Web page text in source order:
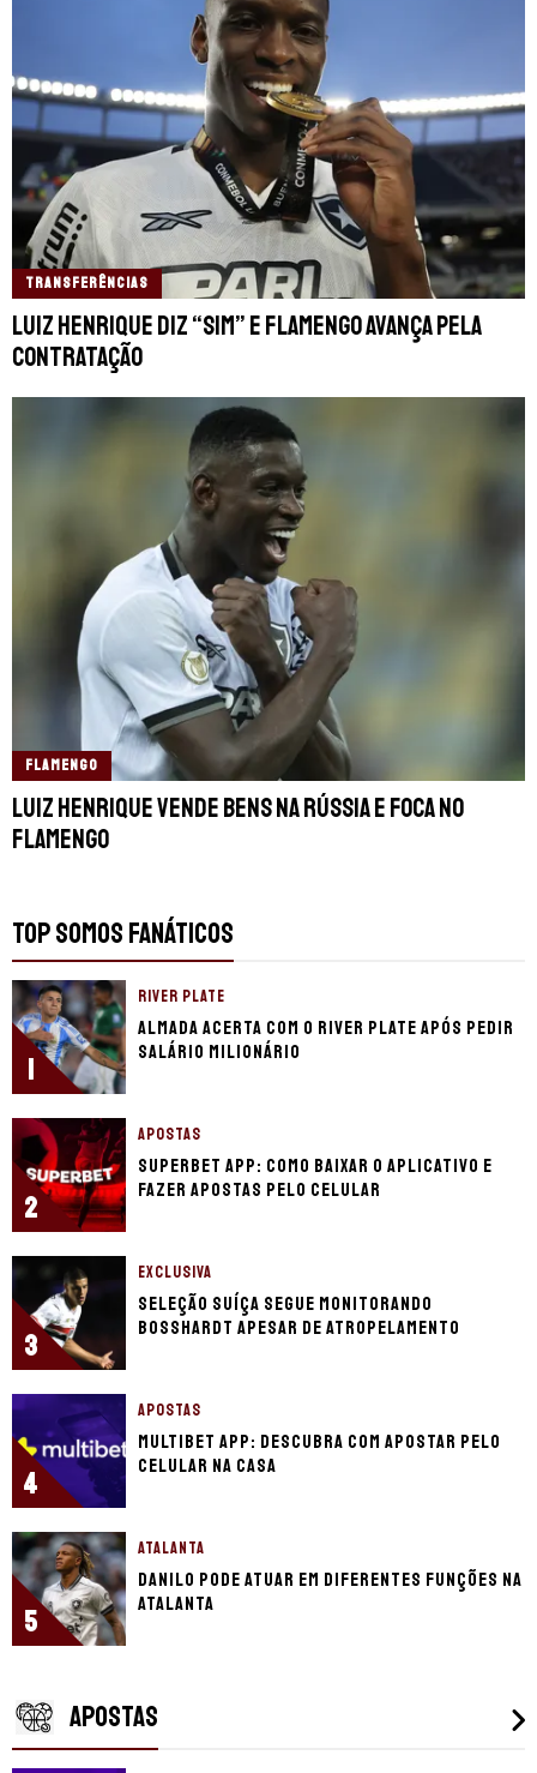
TRANSFERÊNCIAS
Luiz Henrique diz “sim” e Flamengo avança pela
contratação
FLAMENGO
Luiz Henrique vende bens na Rússia e foca no
Flamengo
TOP SOMOS FANÁTICOS
1
RIVER PLATE
Almada acerta com o River Plate após pedir
salário milionário
2
APOSTAS
Superbet app: como baixar o aplicativo e
fazer apostas pelo celular
3
EXCLUSIVA
Seleção Suíça segue monitorando
Bosshardt apesar de atropelamento
4
APOSTAS
Multibet app: descubra com apostar pelo
celular na casa
5
ATALANTA
Danilo pode atuar em diferentes funções na
Atalanta
APOSTAS